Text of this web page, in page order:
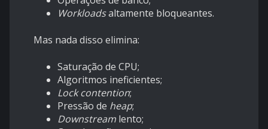
Workloadsaltamente bloqueantes.
Mas nada disso elimina:
Saturação de CPU;
Algoritmos ineficientes;
Lock contention;
Pressão de heap;
Downstream lento;